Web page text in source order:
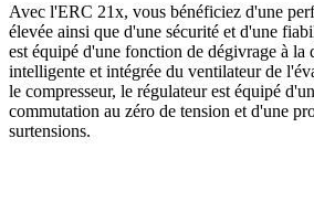
Avec l'ERC 21x, vous bénéficiez d'une
élevée ainsi que d'une sécurité et d'une
est équipé d'une fonction de dégivrage à la
intelligente et intégrée du ventilateur de
le compresseur, le régulateur est équipé
commutation au zéro de tension et d'une
surtensions.